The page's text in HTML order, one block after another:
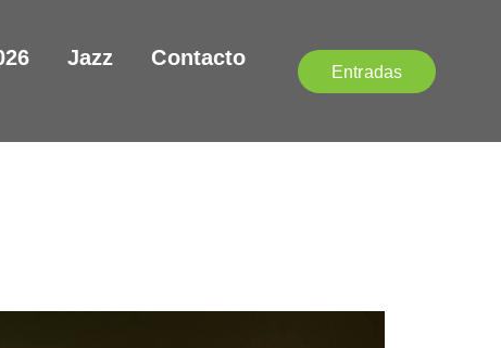
Jazz Contacto
Entradas